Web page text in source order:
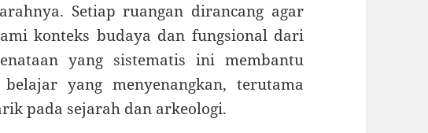
Setiap ruangan dirancang agar
konteks budaya dan fungsional dari
yang sistematis ini membantu
yang menyenangkan, terutama
pada sejarah dan arkeologi.